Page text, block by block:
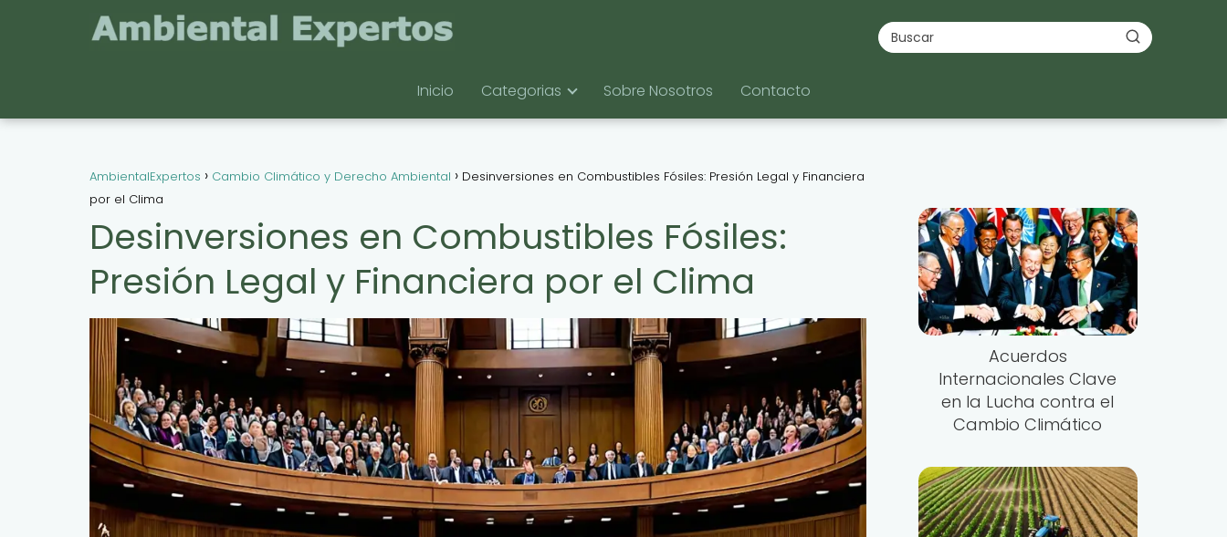
Inicio Categorias Sobre Nosotros Contacto
AmbientalExpertos Cambio Climático y Derecho Ambiental
Desinversiones en Combustibles Fósiles: Presión Legal y Financiera
por el Clima
Desinversiones en Combustibles Fósiles:
Presión Legal y Financiera por el Clima
Acuerdos
Internacionales Clave
en la Lucha contra el
Cambio Climático